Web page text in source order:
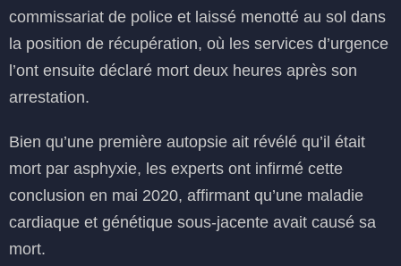
commissariat de police et laissé menotté au sol dans
la position de récupération, où les services d’urgence
l’ont ensuite déclaré mort deux heures après son
arrestation.
Bien qu’une première autopsie ait révélé qu’il était
mort par asphyxie, les experts ont infirmé cette
conclusion en mai 2020, affirmant qu’une maladie
cardiaque et génétique sous-jacente avait causé sa
mort.